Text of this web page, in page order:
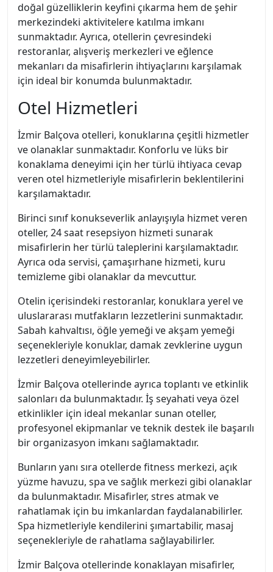
doğal güzelliklerin keyfini çıkarma hem de şehir
merkezindeki aktivitelere katılma imkanı
sunmaktadır. Ayrıca, otellerin çevresindeki
restoranlar, alışveriş merkezleri ve eğlence
mekanları da misafirlerin ihtiyaçlarını karşılamak
için ideal bir konumda bulunmaktadır.
Otel Hizmetleri
İzmir Balçova otelleri, konuklarına çeşitli hizmetler
ve olanaklar sunmaktadır. Konforlu ve lüks bir
konaklama deneyimi için her türlü ihtiyaca cevap
veren otel hizmetleriyle misafirlerin beklentilerini
karşılamaktadır.
Birinci sınıf konukseverlik anlayışıyla hizmet veren
oteller, 24 saat resepsiyon hizmeti sunarak
misafirlerin her türlü taleplerini karşılamaktadır.
Ayrıca oda servisi, çamaşırhane hizmeti, kuru
temizleme gibi olanaklar da mevcuttur.
Otelin içerisindeki restoranlar, konuklara yerel ve
uluslararası mutfakların lezzetlerini sunmaktadır.
Sabah kahvaltısı, öğle yemeği ve akşam yemeği
seçenekleriyle konuklar, damak zevklerine uygun
lezzetleri deneyimleyebilirler.
İzmir Balçova otellerinde ayrıca toplantı ve etkinlik
salonları da bulunmaktadır. İş seyahati veya özel
etkinlikler için ideal mekanlar sunan oteller,
profesyonel ekipmanlar ve teknik destek ile başarılı
bir organizasyon imkanı sağlamaktadır.
Bunların yanı sıra otellerde fitness merkezi, açık
yüzme havuzu, spa ve sağlık merkezi gibi olanaklar
da bulunmaktadır. Misafirler, stres atmak ve
rahatlamak için bu imkanlardan faydalanabilirler.
Spa hizmetleriyle kendilerini şımartabilir, masaj
seçenekleriyle de rahatlama sağlayabilirler.
İzmir Balçova otellerinde konaklayan misafirler,